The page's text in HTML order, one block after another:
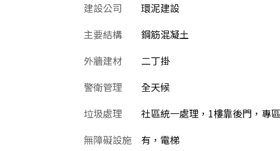
建設公司
環泥建設
主要結構
鋼筋混凝土
外牆建材
二丁掛
警衛管理
全天候
垃圾處理
社區統一處理，1樓靠後門，專
無障礙設施
有，電梯